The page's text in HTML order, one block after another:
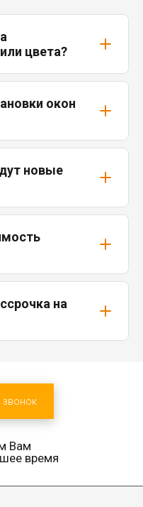
цвета?
окон
новые
на
звонок
Вам
время